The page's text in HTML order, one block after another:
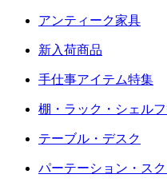
アンティーク家具
新入荷商品
手仕事アイテム特集
棚・ラック・シェル
テーブル・デスク
パーテーション・ス